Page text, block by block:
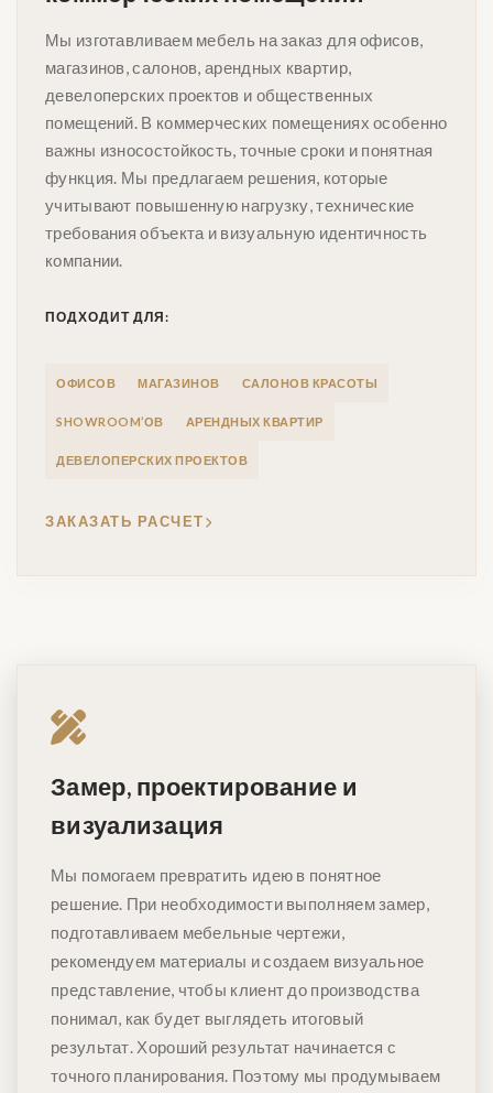
Мы изготавливаем мебель на заказ для офисов,
магазинов, салонов, арендных квартир,
девелоперских проектов и общественных
помещений. В коммерческих помещениях особенно
важны износостойкость, точные сроки и понятная
функция. Мы предлагаем решения, которые
учитывают повышенную нагрузку, технические
требования объекта и визуальную идентичность
компании.
ПОДХОДИТ ДЛЯ:
ОФИСОВ МАГАЗИНОВ САЛОНОВ КРАСОТЫ
SHOWROOM’ОВ АРЕНДНЫХ КВАРТИР
ДЕВЕЛОПЕРСКИХ ПРОЕКТОВ
ЗАКАЗАТЬ РАСЧЕТ
Замер, проектирование и
визуализация
Мы помогаем превратить идею в понятное
решение. При необходимости выполняем замер,
подготавливаем мебельные чертежи,
рекомендуем материалы и создаем визуальное
представление, чтобы клиент до производства
понимал, как будет выглядеть итоговый
результат. Хороший результат начинается с
точного планирования. Поэтому мы продумываем